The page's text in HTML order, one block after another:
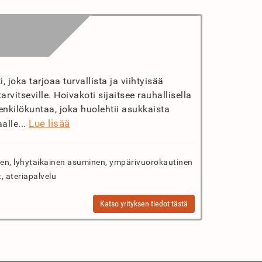
joka tarjoaa turvallista ja viihtyisää
Hoivakoti sijaitsee rauhallisella
joka huolehtii asukkaista
Lue lisää
lyhytaikainen asuminen, ympärivuorokautinen
ateriapalvelu
Katso yrityksen tiedot tästä